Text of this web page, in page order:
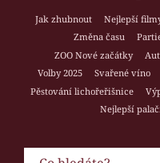
Jak zhubnout Nejlepší
Změna času
ZOO Nové začátky
Volby 2025
Svařené víno
Pěstování lichořeřišnice
Nejlepší